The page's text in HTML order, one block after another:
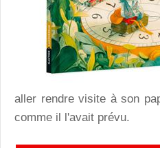
aller rendre visite à son
comme il l'avait prévu.